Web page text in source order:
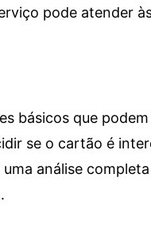
pode atender
básicos que
se o cartão é
análise